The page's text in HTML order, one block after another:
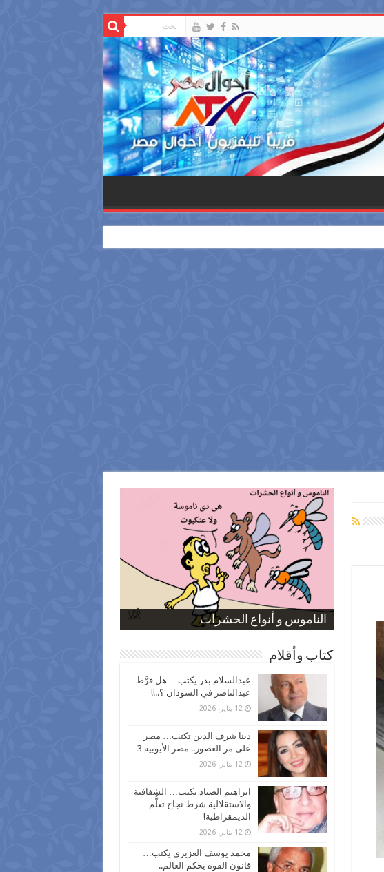
الناموس و أنواع الحشرات
الموظفين بعد ارتفاع الأسعار
ارتفاع نسبة الطلاق في مصر
صورة كاركاتيرية
صورة كاركاتيرية
كتاب وأقلام
عبدالسلام بدر يكتب… هل فرَّط
عبدالناصر في السودان ؟..!!
12 يناير، 2026
دينا شرف الدين تكتب… مصر
على مر العصور.. مصر الأيوبية 3
12 يناير، 2026
ابراهيم الصياد يكتب… الشفافية
والاستقلالية شرط نجاح تعلُّم
الديمقراطية!
12 يناير، 2026
محمد يوسف العزيزي يكتب…
قانون القوة يحكم العالم..